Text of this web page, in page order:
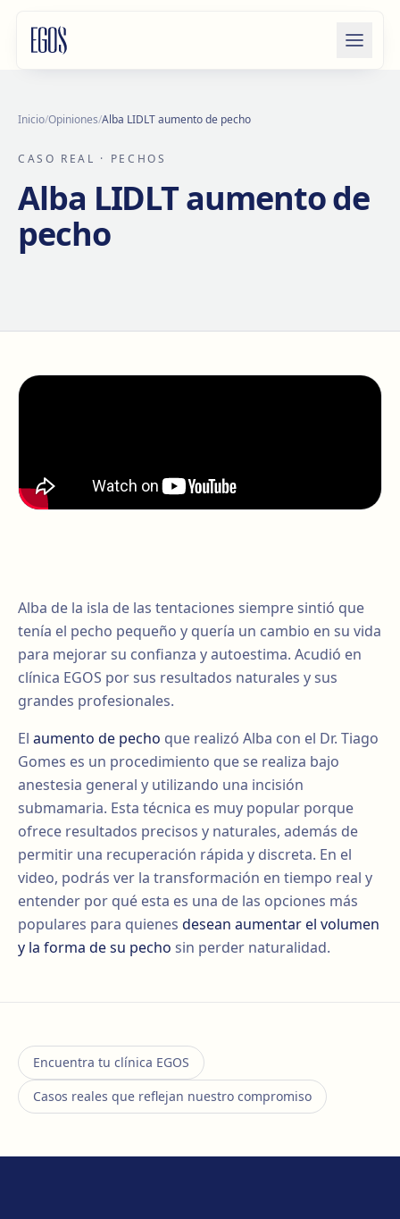
Inicio/Opiniones/Alba LIDLT aumento de pecho
CASO REAL · PECHOS
Alba LIDLT aumento de
pecho
Alba de la isla de las tentaciones siempre sintió que
tenía el pecho pequeño y quería un cambio en su vida
para mejorar su confianza y autoestima. Acudió en
clínica EGOS por sus resultados naturales y sus
grandes profesionales.
El aumento de pecho que realizó Alba con el Dr. Tiago
Gomes es un procedimiento que se realiza bajo
anestesia general y utilizando una incisión
submamaria. Esta técnica es muy popular porque
ofrece resultados precisos y naturales, además de
permitir una recuperación rápida y discreta. En el
video, podrás ver la transformación en tiempo real y
entender por qué esta es una de las opciones más
populares para quienes desean aumentar el volumen
y la forma de su pecho sin perder naturalidad.
Encuentra tu clínica EGOS
Casos reales que reflejan nuestro compromiso